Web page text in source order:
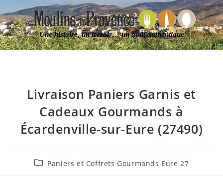
Une histoire, un terroir… un goût authentique
Livraison Paniers Garnis et
Cadeaux Gourmands à
Écardenville-sur-Eure (27490)
Paniers et Coffrets Gourmands Eure 27